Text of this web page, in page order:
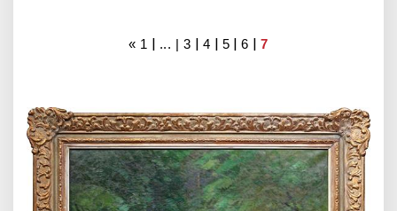
« 1 | ... | 3 | 4 | 5 |6 | 7